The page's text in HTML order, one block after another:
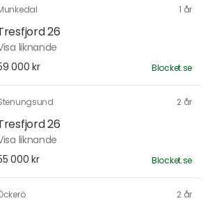
1 år
26
liknande
000 kr
Blocket.se
2 år
26
liknande
000 kr
Blocket.se
2 år